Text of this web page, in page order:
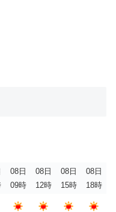
08日
09時
08日
12時
08日
15時
08日
18時